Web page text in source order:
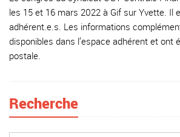
les 15 et 16 mars 2022 à Gif sur Yvette. Il
adhérent.e.s. Les informations
disponibles dans l’espace adhérent et ont
postale.
Recherche